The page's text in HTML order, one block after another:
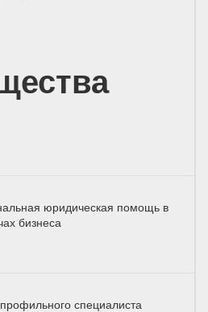
юридическая помощь в
бизнеса
специалиста